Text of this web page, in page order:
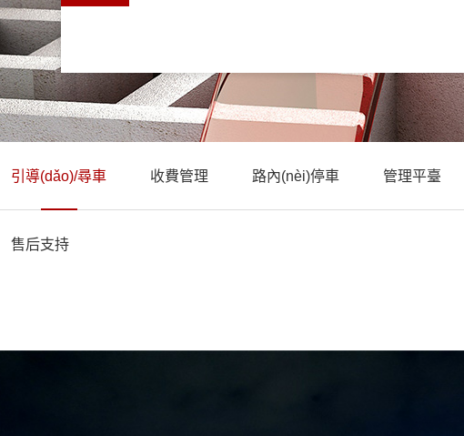
引導(dǎo)/尋車 收費管理 路內(nèi)停車 管理平臺
售后支持